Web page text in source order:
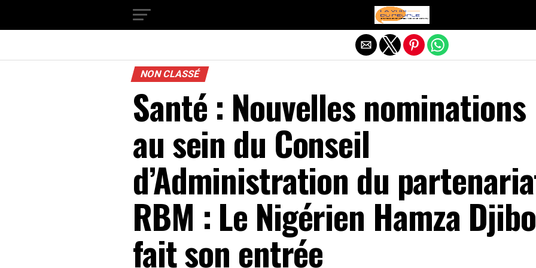
NON CLASSÉ
Santé : Nouvelles nominations
au sein du Conseil
d’Administration du
RBM : Le Nigérien Hamza Djibo
fait son entrée
Quitter la version mobile